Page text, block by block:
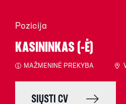
Pozicija
KASININKAS (-Ė)
MAŽMENINĖ PREKYBA
SIŲSTI CV